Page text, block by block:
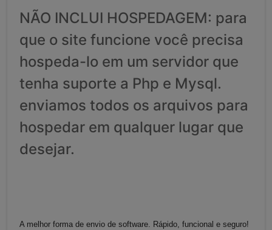
NÃO INCLUI HOSPEDAGEM: para
que o site funcione você precisa
hospeda-lo em um servidor que
tenha suporte a Php e Mysql.
enviamos todos os arquivos para
hospedar em qualquer lugar que
desejar.
A melhor forma de envio de software. Rápido, funcional e seguro!